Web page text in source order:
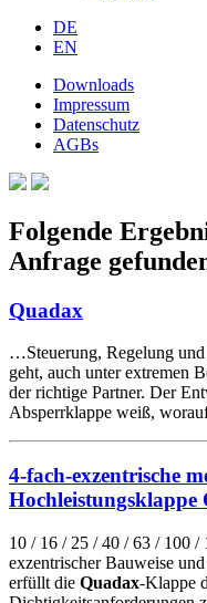
DE
EN
Downloads
Impressum
Datenschutz
AGBs
Folgende
Anfrage
Quadax
…Steuerung, Regelung
geht, auch unter extremen
der richtige Partner. Der
Absperrklappe weiß,
4-fach-exzentrische
Hochleistungsklappe
10 / 16 / 25 / 40 / 63 / 100
exzentrischer Bauweise
erfüllt die Quadax-Klappe